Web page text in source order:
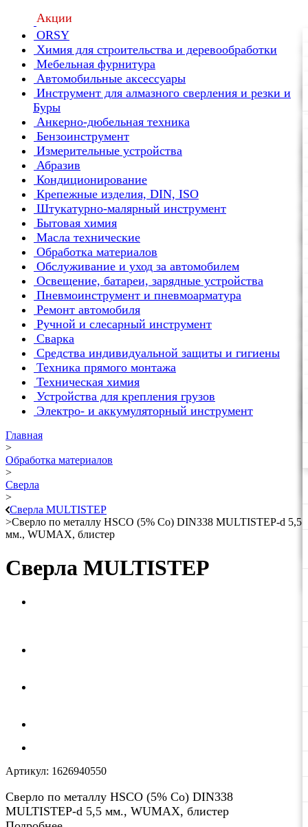
Акции
ORSY
Химия для строительства и деревообработки
Мебельная фурнитура
Автомобильные аксессуары
Инструмент для алмазного сверления и резки и
Буры
Анкерно-дюбельная техника
Бензоинструмент
Измерительные устройства
Абразив
Кондиционирование
Крепежные изделия, DIN, ISO
Штукатурно-малярный инструмент
Бытовая химия
Масла технические
Обработка материалов
Обслуживание и уход за автомобилем
Освещение, батареи, зарядные устройства
Пневмоинструмент и пневмоарматура
Ремонт автомобиля
Ручной и слесарный инструмент
Сварка
Средства индивидуальной защиты и гигиены
Техника прямого монтажа
Техническая химия
Устройства для крепления грузов
Электро- и аккумуляторный инструмент
Главная
>
Обработка материалов
>
Сверла
>
Сверла MULTISTEP
>Сверло по металлу HSCO (5% Co) DIN338 MULTISTEP-d 5,5
мм., WUMAX, блистер
Сверла MULTISTEP
Артикул: 1626940550
Сверло по металлу HSCO (5% Co) DIN338
MULTISTEP-d 5,5 мм., WUMAX, блистер